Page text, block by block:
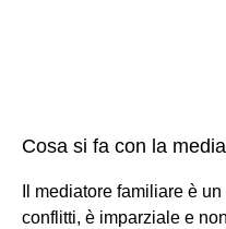
Cosa si fa con la
Il mediatore familiare è
conflitti, è imparziale e